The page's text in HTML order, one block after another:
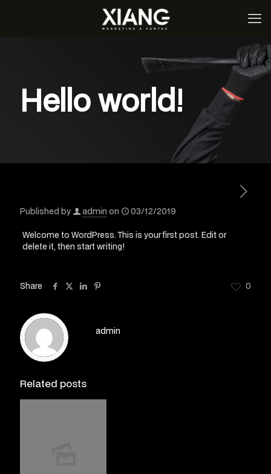
Hello world!
Published by admin on 03/12/2019
Welcome to WordPress. This is your first post. Edit or
delete it, then start writing!
Share 0
admin
Related posts